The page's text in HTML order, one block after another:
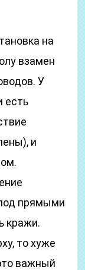
на
взамен
У
есть
и
прямыми
кражи.
то хуже
важный